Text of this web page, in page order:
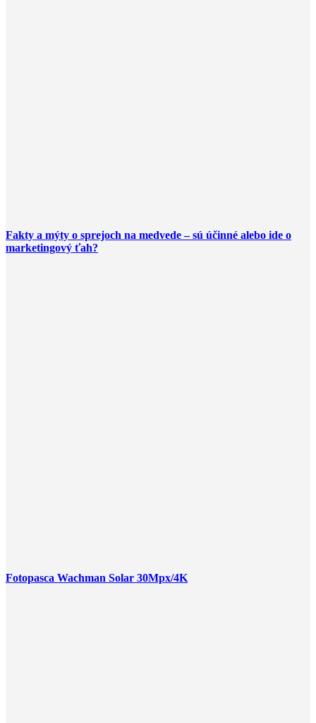
Fakty a mýty o sprejoch na medvede – sú účinné alebo ide o
marketingový ťah?
Fotopasca Wachman Solar 30Mpx/4K